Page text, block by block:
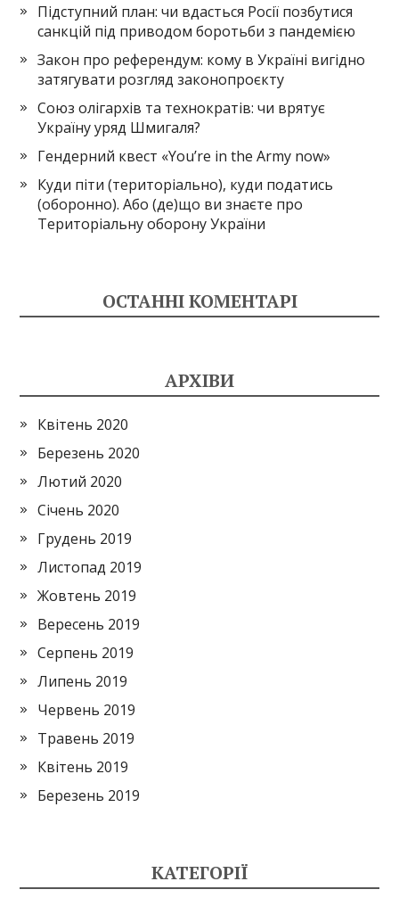
Підступний план: чи вдасться Росії позбутися
санкцій під приводом боротьби з пандемією
Закон про референдум: кому в Україні вигідно
затягувати розгляд законопроєкту
Союз олігархів та технократів: чи врятує
Україну уряд Шмигаля?
Гендерний квест «You’re in the Army now»
Куди піти (територіально), куди податись
(оборонно). Або (де)що ви знаєте про
Територіальну оборону України
ОСТАННІ КОМЕНТАРІ
АРХІВИ
Квітень 2020
Березень 2020
Лютий 2020
Січень 2020
Грудень 2019
Листопад 2019
Жовтень 2019
Вересень 2019
Серпень 2019
Липень 2019
Червень 2019
Травень 2019
Квітень 2019
Березень 2019
КАТЕГОРІЇ